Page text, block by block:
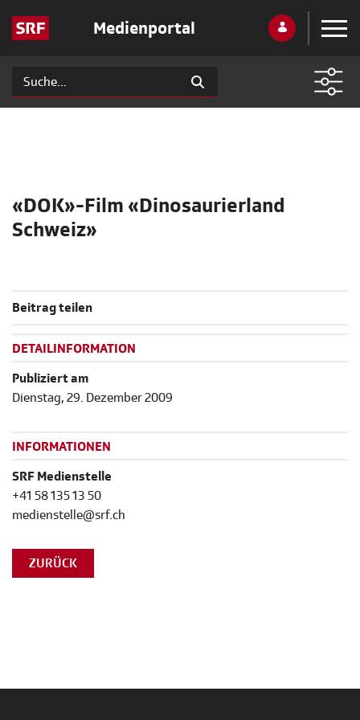
Medienportal
«DOK»-Film «Dinosaurierland
Schweiz»
Beitrag teilen
DETAILINFORMATION
Publiziert am
Dienstag, 29. Dezember 2009
INFORMATIONEN
SRF Medienstelle
+41 58 135 13 50
medienstelle@srf.ch
ZURÜCK